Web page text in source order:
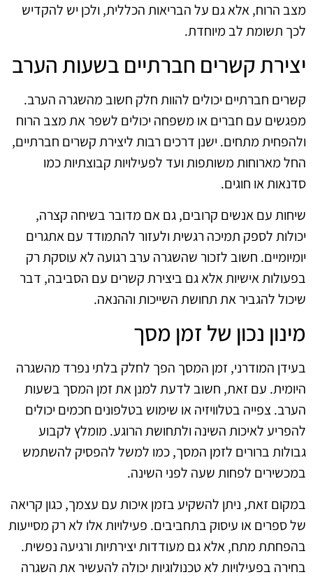
מצב הרוח, אלא גם על הבריאות הכללית, ולכן יש להקדיש
לכך תשומת לב מיוחדת.
יצירת קשרים חברתיים בשעות הערב
קשרים חברתיים יכולים להוות חלק חשוב מהשגרה הערב.
מפגשים עם חברים או משפחה יכולים לשפר את מצב הרוח
ולהפחית מתחים. ישנן דרכים רבות ליצירת קשרים חברתיים,
החל מארוחות משותפות ועד לפעילויות קבוצתיות כמו
סדנאות או חוגים.
שיחות עם אנשים קרובים, גם אם מדובר בשיחה קצרה,
יכולות לספק תמיכה רגשית ולעזור להתמודד עם אתגרים
יומיומיים. חשוב לזכור שהשגרה ערב רגועה לא עוסקת רק
בפעולות אישיות אלא גם ביצירת קשרים עם הסביבה, דבר
שיכול להגביר את תחושת השייכות וההנאה.
מינון נכון של זמן מסך
בעידן המודרני, זמן המסך הפך לחלק בלתי נפרד מהשגרה
היומית. עם זאת, חשוב לדעת למנן את זמן המסך בשעות
הערב. צפייה בטלוויזיה או שימוש בטלפונים חכמים יכולים
להפריע לאיכות השינה ולתחושת הרוגע. מומלץ לקבוע
גבולות ברורים לזמן המסך, כמו למשל להפסיק להשתמש
במכשירים לפחות שעה לפני השינה.
במקום זאת, ניתן להשקיע בזמן איכות עם עצמך, כגון קריאה
של ספרים או עיסוק בתחביבים. פעילויות אלו לא רק מסייעות
בהפחתת מתח, אלא גם מעודדות יצירתיות ורגיעה נפשית.
בחירה בפעילויות לא טכנולוגיות יכולה להעשיר את השגרה